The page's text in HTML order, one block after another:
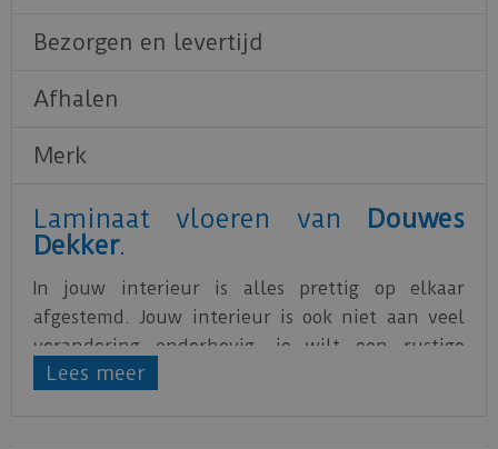
Bezorgen en levertijd
Afhalen
Merk
Laminaat vloeren van Douwes
Dekker.
In jouw interieur is alles prettig op elkaar
afgestemd. Jouw interieur is ook niet aan veel
verandering onderhevig, je wilt een rustige
basis. Maar neutraal hoeft niet saai te zijn! Deze
Lees meer